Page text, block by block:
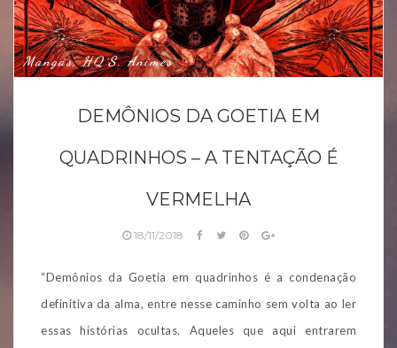
Mangás, HQ´s, Animes
DEMÔNIOS DA GOETIA EM
QUADRINHOS – A TENTAÇÃO É
VERMELHA
18/11/2018
“Demônios da Goetia em quadrinhos é a condenação
definitiva da alma, entre nesse caminho sem volta ao ler
essas histórias ocultas. Aqueles que aqui entrarem